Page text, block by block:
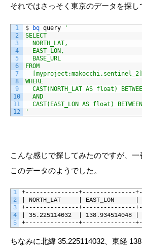
それではさっそく東京のデータを探し
1
2
3
4
5
6
7
8
9
10
11
12
$ bq query
SELECT
NORTH_LAT,
EAST_LON,
BASE_URL
FROM
[myproject:makocchi.sentinel_2]
WHERE
CAST(NORTH_LAT AS float)
AND
CAST(EAST_LON AS float)
'
こんな感じで探してみたのですが、
このデータのようでした。
1
2
3
4
5
+---------------
NORTH_LAT EAST_LON
+---------------
35.225114032 138.934514048
+---------------
ちなみに北緯 35.225114032、東経